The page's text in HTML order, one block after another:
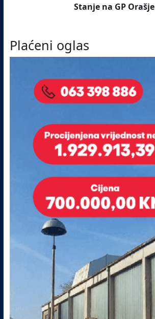
Stanje na GP Orašje
Plaćeni oglas